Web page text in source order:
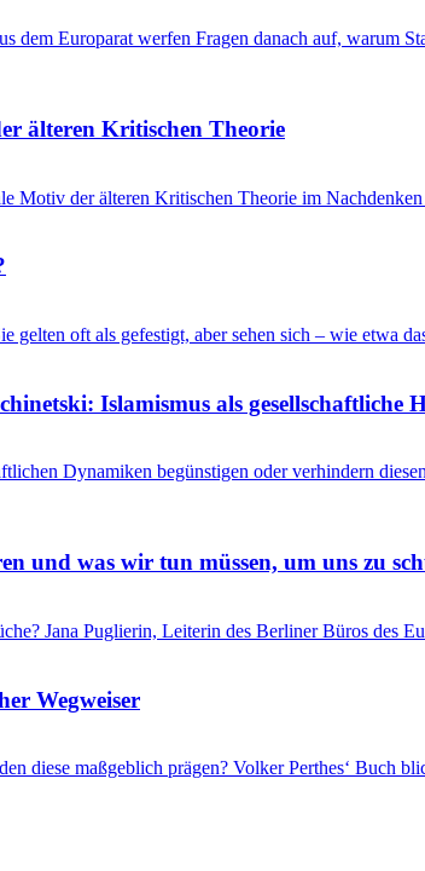
Europarat werfen Fragen danach auf, warum
älteren Kritischen Theorie
Motiv der älteren Kritischen Theorie im
oft als gefestigt, aber sehen sich – wie etwa
Islamismus als gesellschaftliche
Dynamiken begünstigen oder verhindern
und was wir tun müssen, um uns zu
Jana Puglierin, Leiterin des Berliner Büros des
Wegweiser
diese maßgeblich prägen? Volker Perthes‘